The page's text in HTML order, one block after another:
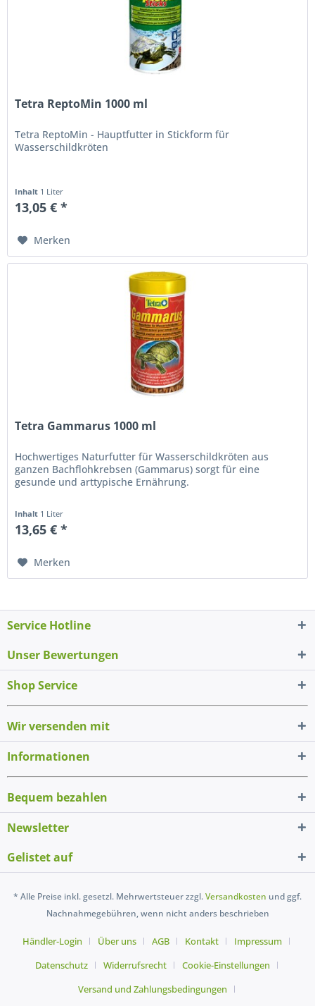
Tetra ReptoMin 1000 ml
Tetra ReptoMin - Hauptfutter in Stickform für
Wasserschildkröten
Inhalt 1 Liter
13,05 € *
Merken
Tetra Gammarus 1000 ml
Hochwertiges Naturfutter für Wasserschildkröten aus
ganzen Bachflohkrebsen (Gammarus) sorgt für eine
gesunde und arttypische Ernährung.
Inhalt 1 Liter
13,65 € *
Merken
Service Hotline
Unser Bewertungen
Shop Service
Wir versenden mit
Informationen
Bequem bezahlen
Newsletter
Gelistet auf
* Alle Preise inkl. gesetzl. Mehrwertsteuer zzgl.Versandkosten und ggf.
Nachnahmegebühren, wenn nicht anders beschrieben
Händler-Login Über uns AGB Kontakt
Impressum
Datenschutz
Widerrufsrecht
Cookie-Einstellungen
Versand und Zahlungsbedingungen